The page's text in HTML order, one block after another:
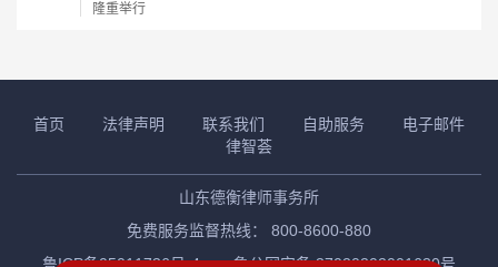
隆重举行
首页 法律声明 联系我们 自助服务
电子邮件
律智荟
山东德衡律师事务所
免费服务监督热线： 800-8600-880